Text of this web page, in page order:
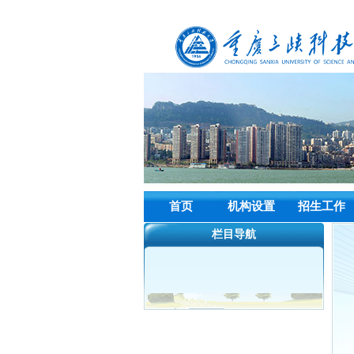
首页 机构设置 招生工作
栏目导航